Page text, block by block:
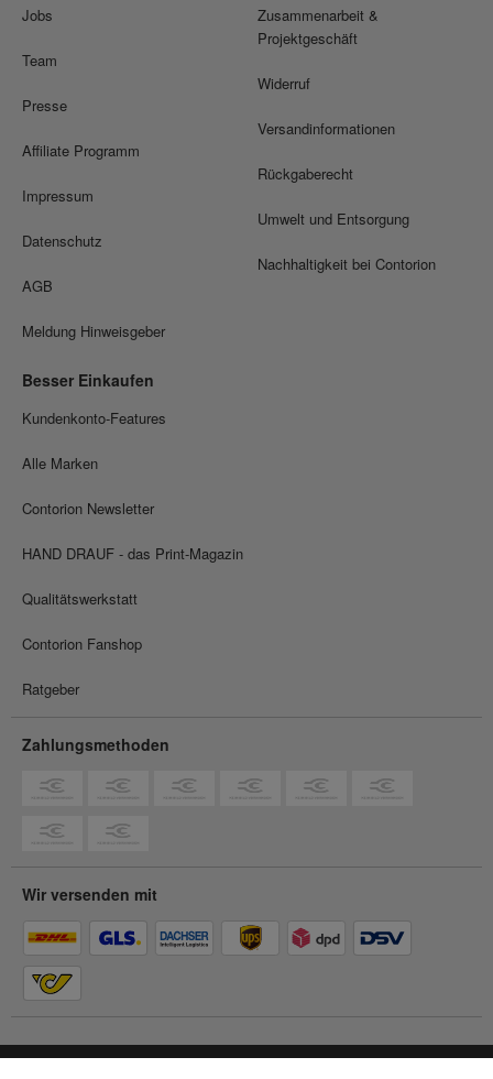
Jobs
Team
Presse
Affiliate Programm
Impressum
Datenschutz
AGB
Meldung Hinweisgeber
Zusammenarbeit &
Projektgeschäft
Widerruf
Versandinformationen
Rückgaberecht
Umwelt und Entsorgung
Nachhaltigkeit bei Contorion
Besser Einkaufen
Kundenkonto-Features
Alle Marken
Contorion Newsletter
HAND DRAUF - das Print-Magazin
Qualitätswerkstatt
Contorion Fanshop
Ratgeber
Zahlungsmethoden
Wir versenden mit